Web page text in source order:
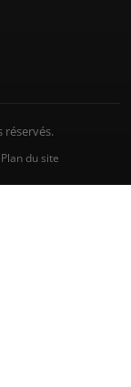
réservés.
Plan du site